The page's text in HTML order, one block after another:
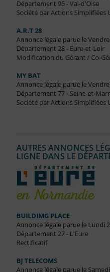
Département 95 - Val-d'Oise
Société par Actions Simplifiées
A.R.T 28
Annonce légale parue le
Département 28 - Eure-et-Loir
Modification du Gérant / Co-
MY BAT
Annonce légale parue le
Département 77 - Seine-et-
Société par Actions Simplifiées
AUTRES ANNONCES
LIGNE DANS LE
BUILDIMG PLACE
Annonce légale parue le Lundi
Département 27 - L'Eure
Rectificatif
BJ TELECOMS
Annonce légale parue le